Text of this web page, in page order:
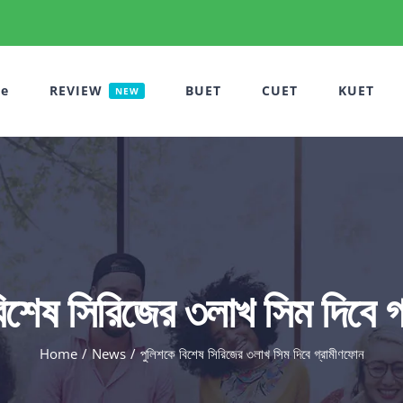
REVIEW NEW BUET CUET KUET
সিরিজের ৩লাখ সিম দিবে
Home News পুলিশকে বিশেষ সিরিজের ৩লাখ সিম দিবে গ্রামীণফোন